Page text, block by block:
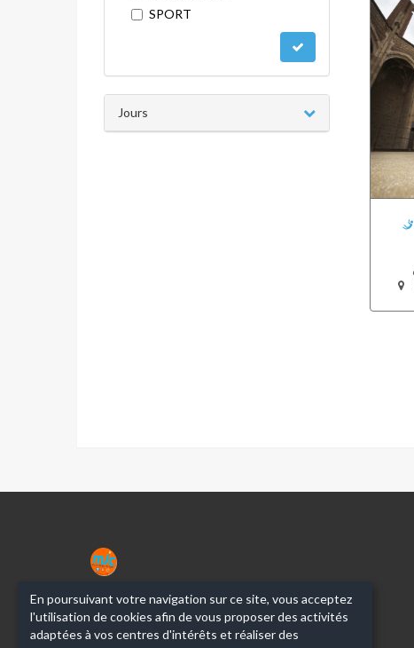
SPORT
Jours
MJC
NARBONNE
En poursuivant votre navigation sur ce site, vous acceptez
l'utilisation de cookies afin de vous proposer des activités
adaptées à vos centres d'intérêts et réaliser des